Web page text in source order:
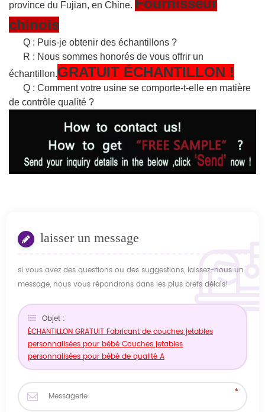
province du Fujian, en Chine. Fournisseur
chinois
Q : Puis-je obtenir des échantillons ?
R : Nous sommes honorés de vous offrir un
échantillon.GRATUIT ÉCHANTILLON !
Q : Comment votre usine se comporte-t-elle en matière
de contrôle qualité ?
laisser un message
si vous avez des questions ou des suggestions, laissez-nous un
message, nous vous répondrons dans les plus brefs délais!
Objet :
ÉCHANTILLON GRATUIT Fabricant de couches jetables
personnalisées pour bébé Couches jetables
personnalisées pour bébé de qualité A